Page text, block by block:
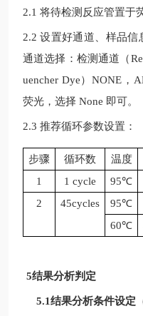
2.1 将待检测反应管置于
2.2 设置好通道、样品信
通道选择：检测通道（
uencher Dye）NONE ，
荧光，选择 None 即可。
2.3 推荐循环参数设置：
步骤 循环数 温度
1
1 cycle 95℃
2
45cycles 95℃
60℃
5结果分析判定
5.1结果分析条件设定